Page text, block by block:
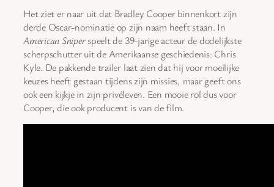
Het ziet er naar uit dat Bradley Cooper binnenkort zijn
derde Oscar-nominatie op zijn naam heeft staan. In
American Sniperspeelt de 39-jarige acteur de dodelijkste
scherpschutter uit de Amerikaanse geschiedenis: Chris
Kyle. De pakkende trailer laat zien dat hij voor moeilijke
keuzes heeft gestaan tijdens zijn missies, maar geeft ons
ook een kijkje in zijn privéleven. Een mooie rol dus voor
Cooper, die ook producent is van de film.